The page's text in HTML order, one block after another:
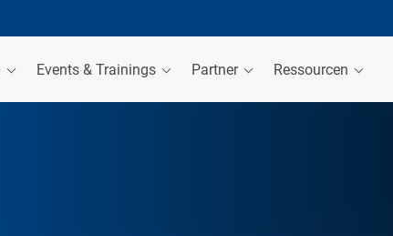
Events & Trainings Partner Ressourcen